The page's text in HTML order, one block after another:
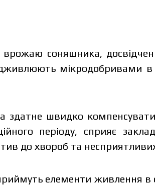
врожаю соняшника,
мікродобривами в
здатне швидко
періоду, сприяє
до хвороб та
елементи живлення в